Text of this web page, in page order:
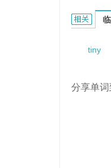
Tiny
tiny
分享单词